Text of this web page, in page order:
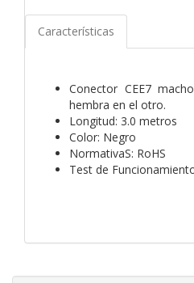
Características
Conector CEE7
hembra en el otro.
Longitud: 3.0 metros
Color: Negro
NormativaS: RoHS
Test de